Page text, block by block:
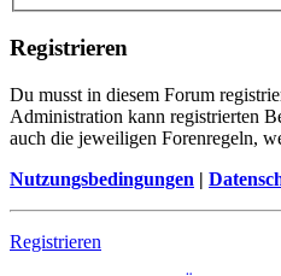
Registrieren
Du musst in diesem Forum
Administration kann registrierten
auch die jeweiligen Forenregeln,
Nutzungsbedingungen |
Registrieren